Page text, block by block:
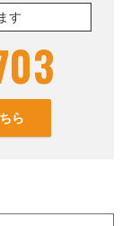
す
ら